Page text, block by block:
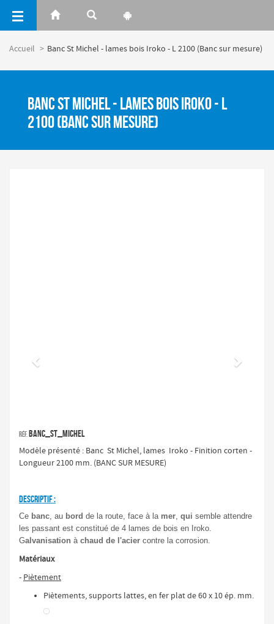
Accueil Banc St Michel - lames bois Iroko - L 2100 (Banc sur mesure)
Banc St Michel - lames bois Iroko - L
2100 (Banc sur mesure)
Réf. banc_st_michel
Modèle présenté : Banc St Michel, lames Iroko - Finition corten -
Longueur 2100 mm. (BANC SUR MESURE)
DESCRIPTIF :
Ce banc, au bord de la route, face à la mer, qui semble attendre
les passant est constitué de 4 lames de bois en Iroko.
Galvanisation à chaud de l'acier contre la corrosion.
Matériaux
- Piètement
Piètements, supports lattes, en fer plat de 60 x 10 ép. mm.